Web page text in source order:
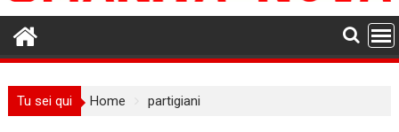
Tu sei qui Home partigiani